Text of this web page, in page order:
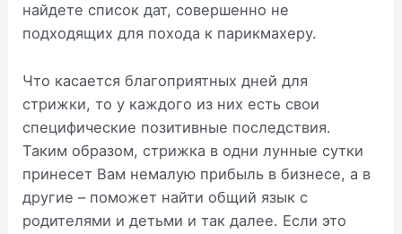
найдете список дат, совершенно не
подходящих для похода к парикмахеру.
Что касается благоприятных дней для
стрижки, то у каждого из них есть свои
специфические позитивные последствия.
Таким образом, стрижка в одни лунные сутки
принесет Вам немалую прибыль в бизнесе, а в
другие – поможет найти общий язык с
родителями и детьми и так далее. Если это